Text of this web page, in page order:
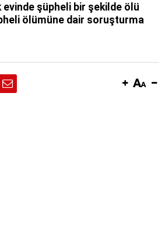
evinde şüpheli bir şekilde ölü
ölümüne dair soruşturma